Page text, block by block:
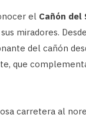
el Cañón del
miradores.
del cañón
que
carretera al